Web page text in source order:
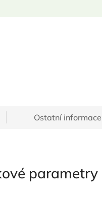
Ostatní informace
parametry